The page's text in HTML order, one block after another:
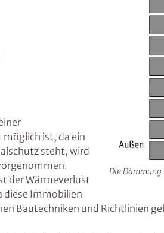
Die
ist, da ein
steht, wird
der Wärmeverlust
diese Immobilien
Bautechniken und Richtlinien